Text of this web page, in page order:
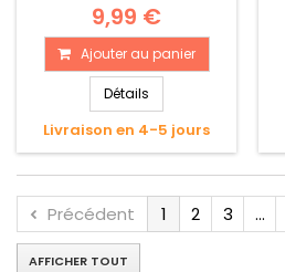
9,99 €
Ajouter au panier
Détails
Livraison en 4-5 jours
Précédent 1 2 3 ...
AFFICHER TOUT